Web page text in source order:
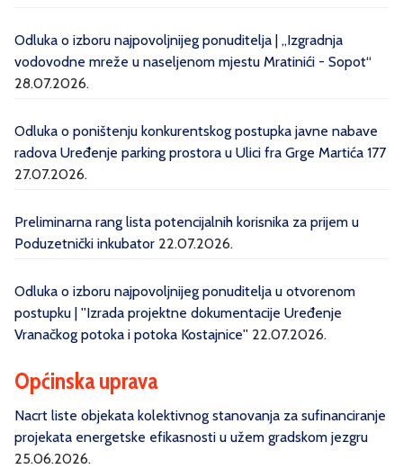
Odluka o izboru najpovoljnijeg ponuditelja | „Izgradnja
vodovodne mreže u naseljenom mjestu Mratinići - Sopot“
28.07.2026.
Odluka o poništenju konkurentskog postupka javne nabave
radova Uređenje parking prostora u Ulici fra Grge Martića 177
27.07.2026.
Preliminarna rang lista potencijalnih korisnika za prijem u
Poduzetnički inkubator 22.07.2026.
Odluka o izboru najpovoljnijeg ponuditelja u otvorenom
postupku | ''Izrada projektne dokumentacije Uređenje
Vranačkog potoka i potoka Kostajnice'' 22.07.2026.
Općinska uprava
Nacrt liste objekata kolektivnog stanovanja za sufinanciranje
projekata energetske efikasnosti u užem gradskom jezgru
25.06.2026.